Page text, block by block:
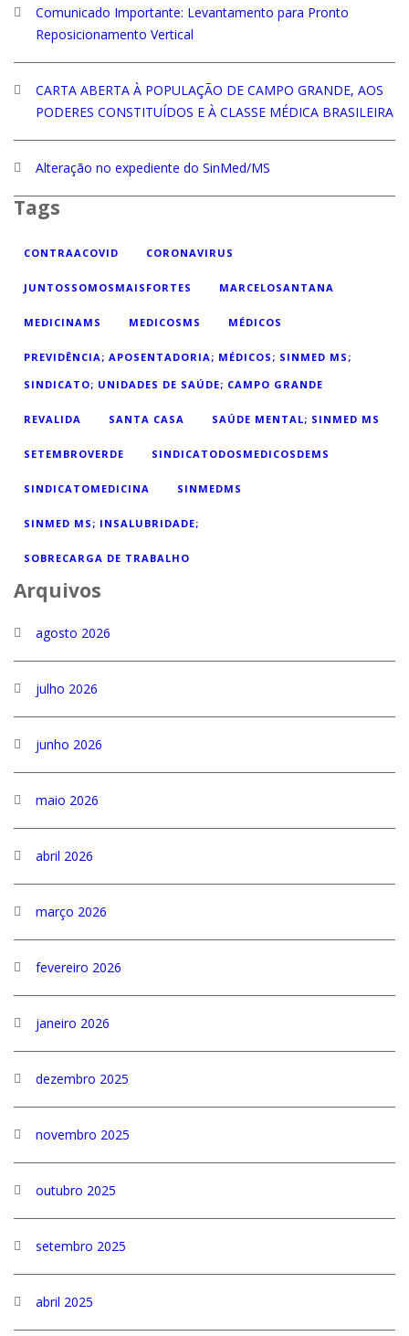
Comunicado Importante: Levantamento para Pronto
Reposicionamento Vertical
CARTA ABERTA À POPULAÇÃO DE CAMPO GRANDE, AOS
PODERES CONSTITUÍDOS E À CLASSE MÉDICA BRASILEIRA
Alteração no expediente do SinMed/MS
Tags
CONTRAACOVID CORONAVIRUS
JUNTOSSOMOSMAISFORTES MARCELOSANTANA
MEDICINAMS MEDICOSMS MÉDICOS
PREVIDÊNCIA; APOSENTADORIA; MÉDICOS; SINMED MS;
SINDICATO; UNIDADES DE SAÚDE; CAMPO GRANDE
REVALIDA SANTA CASA SAÚDE MENTAL; SINMED MS
SETEMBROVERDE SINDICATODOSMEDICOSDEMS
SINDICATOMEDICINA SINMEDMS
SINMED MS; INSALUBRIDADE;
SOBRECARGA DE TRABALHO
Arquivos
agosto 2026
julho 2026
junho 2026
maio 2026
abril 2026
março 2026
fevereiro 2026
janeiro 2026
dezembro 2025
novembro 2025
outubro 2025
setembro 2025
abril 2025